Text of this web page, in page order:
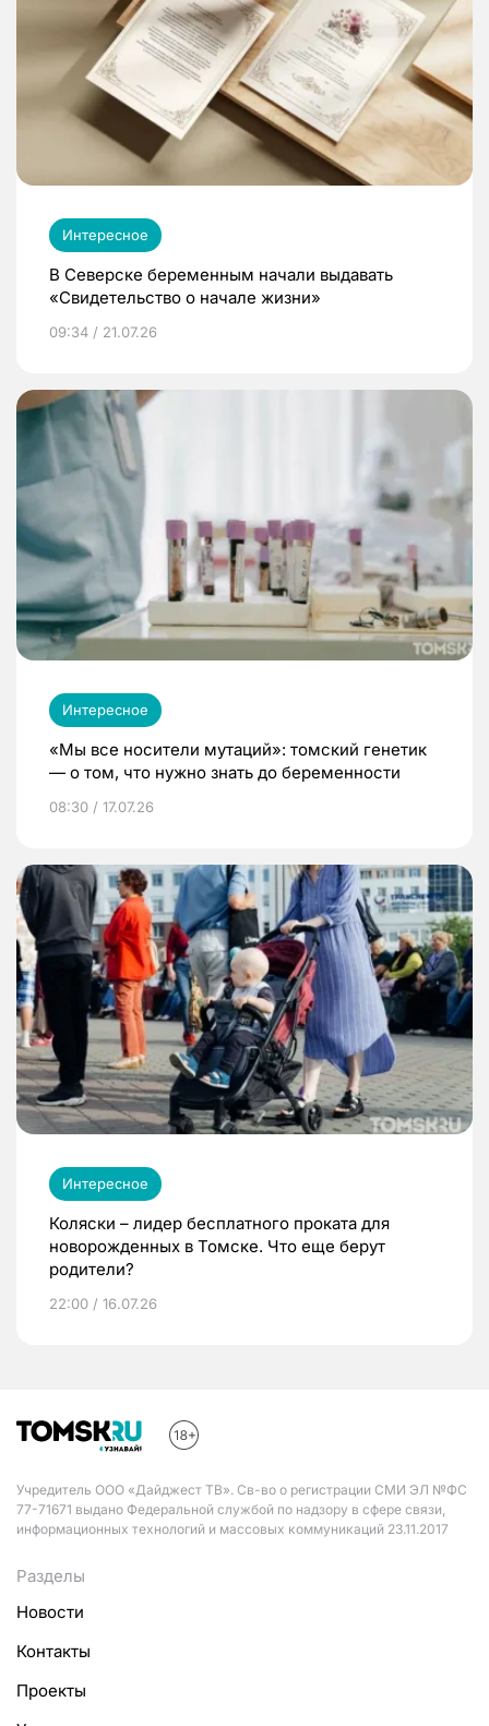
Интересное
В Северске беременным начали выдавать
«Свидетельство о начале жизни»
09:34 / 21.07.26
Интересное
«Мы все носители мутаций»: томский генетик
— о том, что нужно знать до беременности
08:30 / 17.07.26
Интересное
Коляски – лидер бесплатного проката для
новорожденных в Томске. Что еще берут
родители?
22:00 / 16.07.26
Учредитель ООО «Дайджест ТВ». Св-во о регистрации СМИ ЭЛ №ФС
77-71671 выдано Федеральной службой по надзору в сфере связи,
информационных технологий и массовых коммуникаций 23.11.2017
Разделы
Новости
Контакты
Проекты